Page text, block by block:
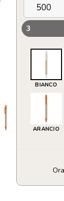
3
BIANCO
ARANCIO
Penna